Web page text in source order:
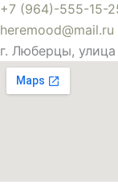
+7 (964)-555-15-
heremood@mail.ru
г. Люберцы,